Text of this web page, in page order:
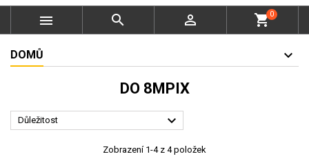
   shopping_cart0
DOMŮ
DO 8MPIX
Důležitost 
Zobrazení 1-4 z 4 položek